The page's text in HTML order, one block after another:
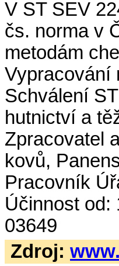
V ST SEV
čs. norma v
metodám
Vypracování
Schválení
hutnictví a
Zpracovatel
kovů,
Pracovník
Účinnost od:
03649
Zdroj: